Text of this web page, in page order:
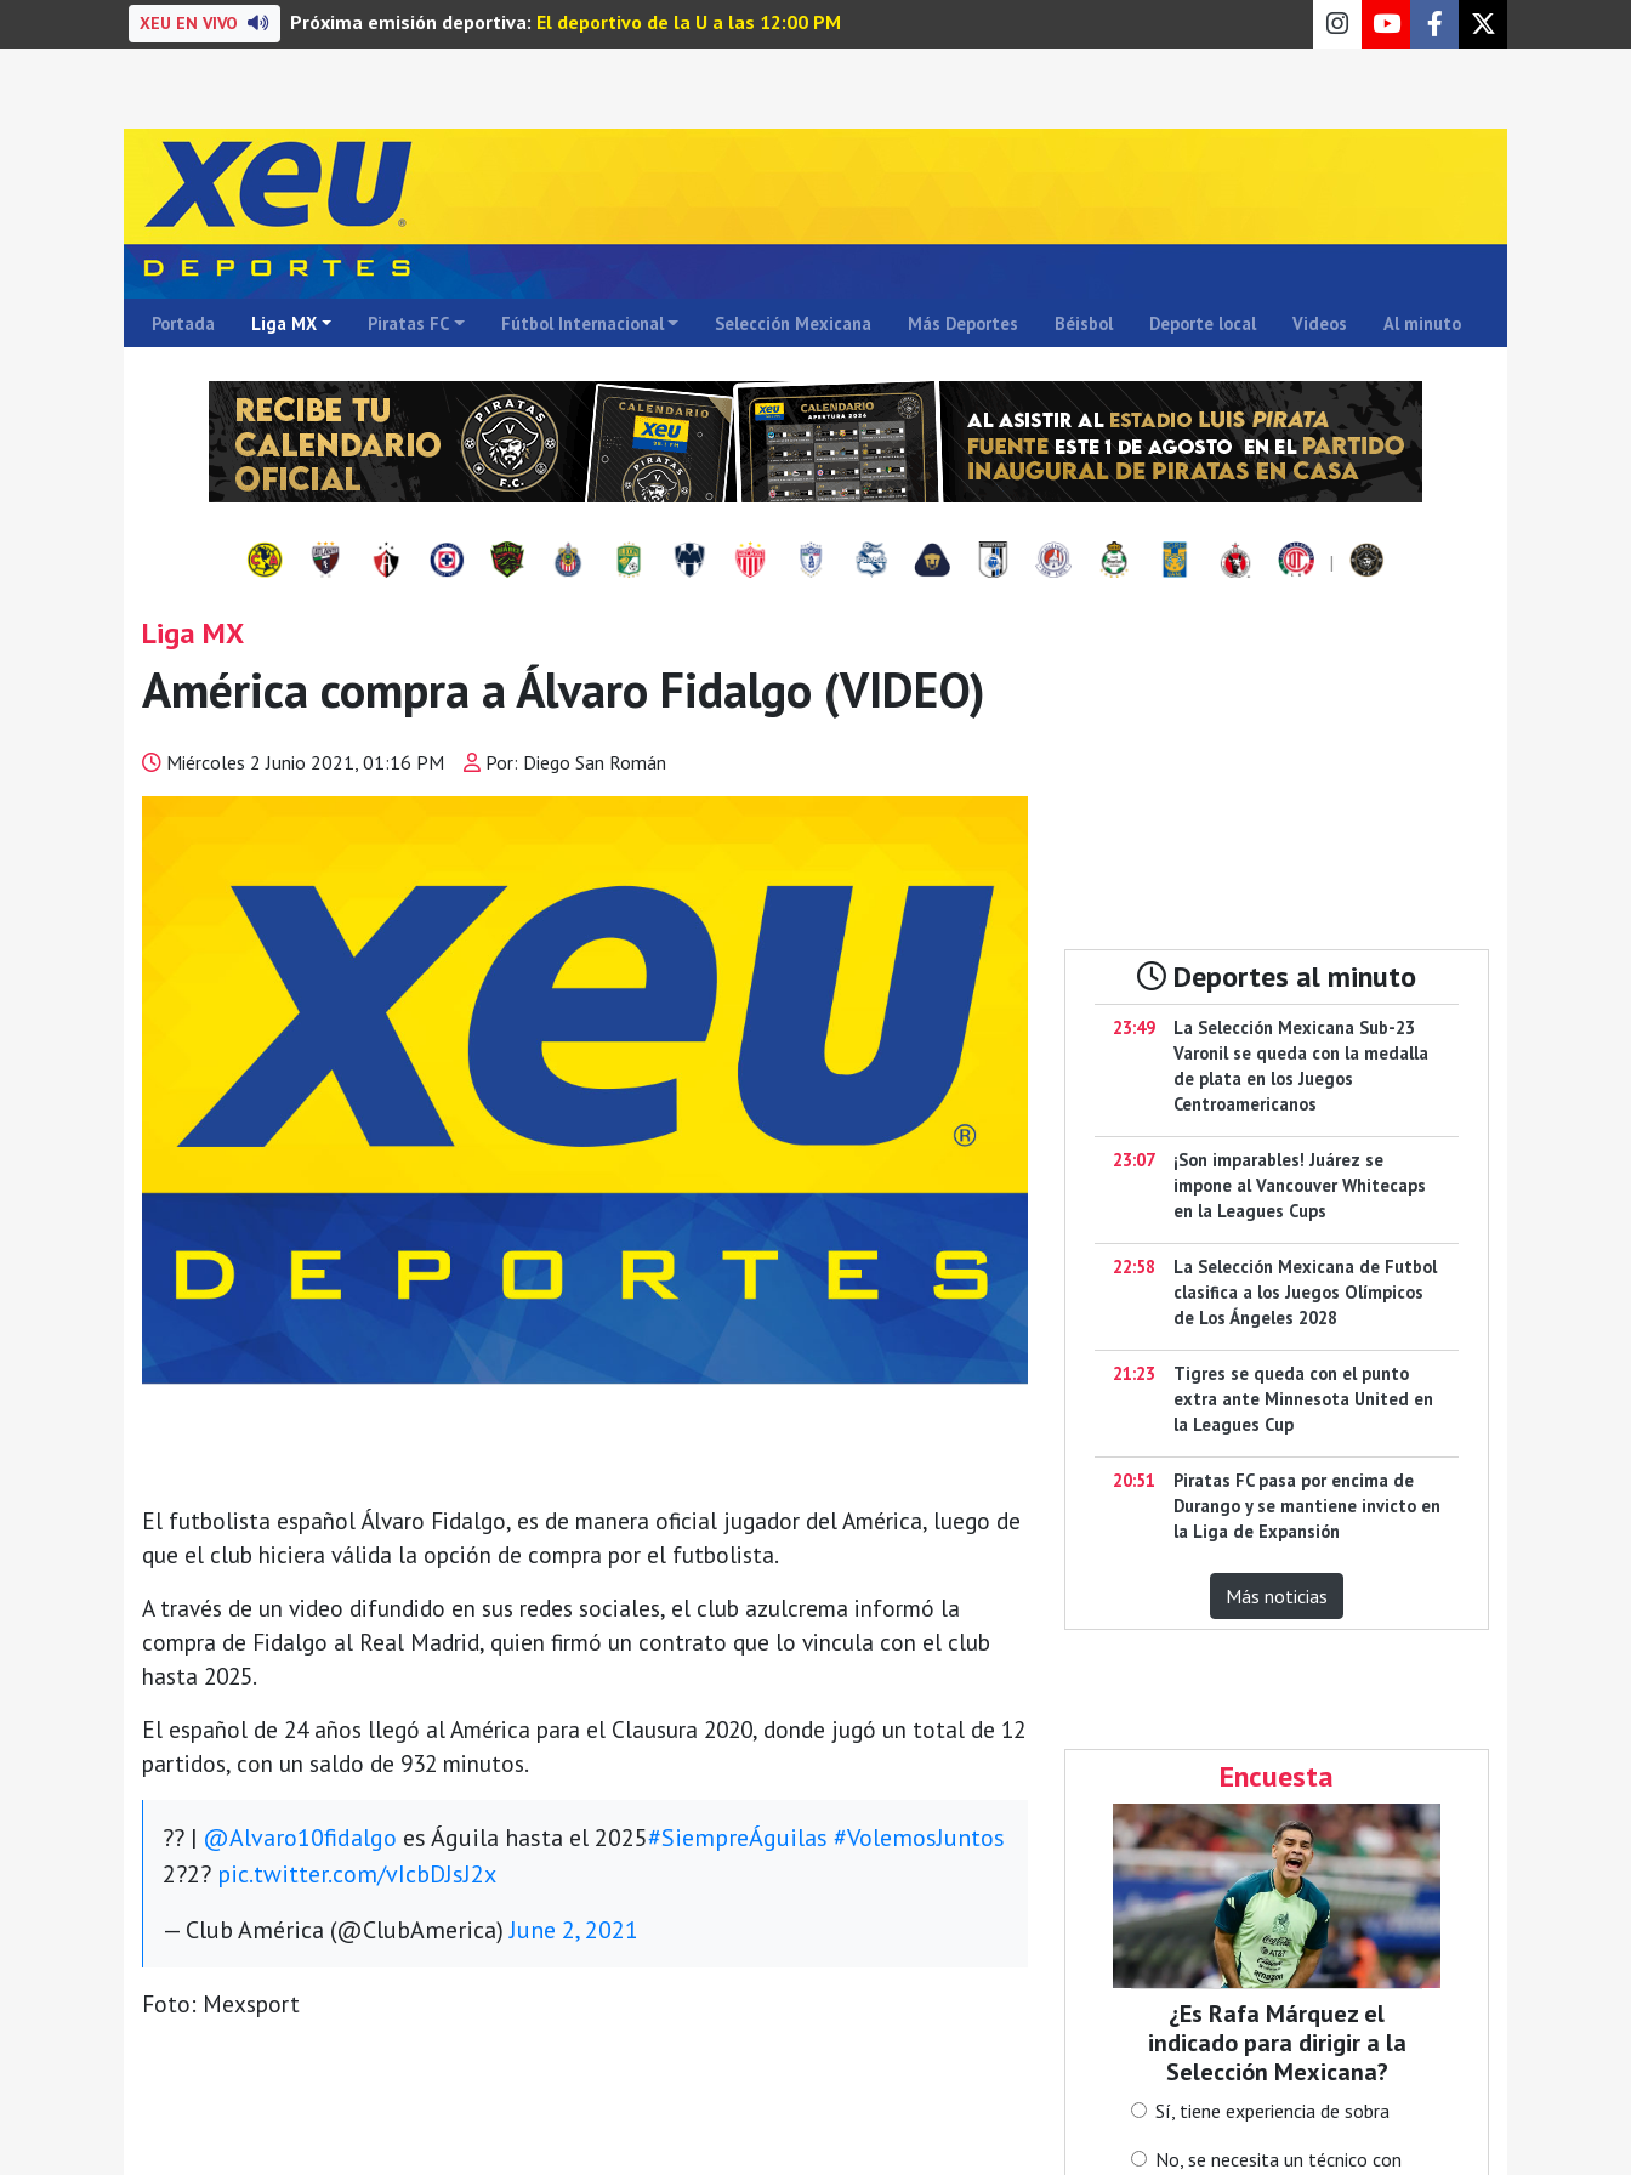
XEU EN VIVO Próxima emisión deportiva: El deportivo de la U a las 12:00 PM
Portada Liga MX Piratas FC Fútbol Internacional Selección Mexicana Más Deportes Béisbol Deporte local Videos Al minuto
|
Liga MX
América compra a Álvaro Fidalgo (VIDEO)
Miércoles 2 Junio 2021, 01:16 PM Por: Diego San Román
El futbolista español Álvaro Fidalgo, es de manera oficial jugador del América, luego de
que el club hiciera válida la opción de compra por el futbolista.
A través de un video difundido en sus redes sociales, el club azulcrema informó la
compra de Fidalgo al Real Madrid, quien firmó un contrato que lo vincula con el club
hasta 2025.
El español de 24 años llegó al América para el Clausura 2020, donde jugó un total de 12
partidos, con un saldo de 932 minutos.
?? | @Alvaro10fidalgo es Águila hasta el 2025#SiempreÁguilas #VolemosJuntos
2?2? pic.twitter.com/vIcbDJsJ2x
— Club América (@ClubAmerica)June 2, 2021
Foto: Mexsport
Deportes al minuto
23:49
La Selección Mexicana Sub-23
Varonil se queda con la medalla
de plata en los Juegos
Centroamericanos
23:07
¡Son imparables! Juárez se
impone al Vancouver Whitecaps
en la Leagues Cups
22:58
La Selección Mexicana de Futbol
clasifica a los Juegos Olímpicos
de Los Ángeles 2028
21:23
Tigres se queda con el punto
extra ante Minnesota United en
la Leagues Cup
20:51
Piratas FC pasa por encima de
Durango y se mantiene invicto en
la Liga de Expansión
Más noticias
Encuesta
¿Es Rafa Márquez el
indicado para dirigir a la
Selección Mexicana?
Sí, tiene experiencia de sobra
No, se necesita un técnico con